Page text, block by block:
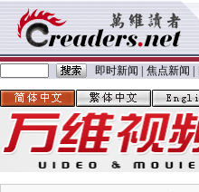
即时新闻 焦点新闻